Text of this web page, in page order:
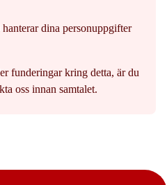
dina personuppgifter
funderingar kring detta, är du
oss innan samtalet.